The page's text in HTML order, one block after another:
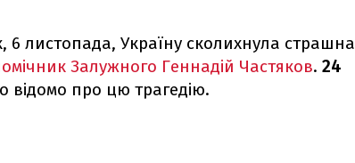
6 листопада, Україну сколихнула страшна
Залужного Геннадій Частяков. 24
відомо про цю трагедію.